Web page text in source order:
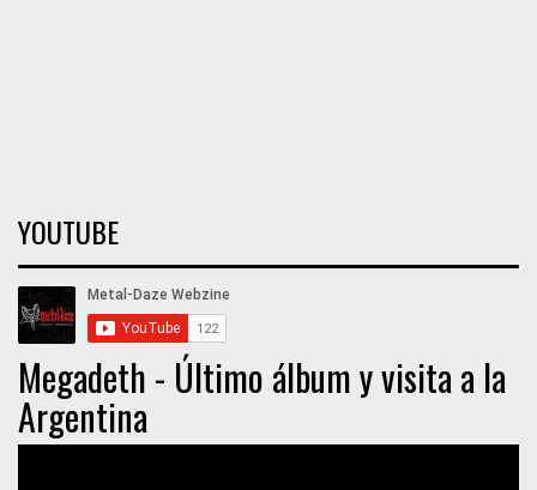
YOUTUBE
Megadeth - Último álbum y visita a la
Argentina